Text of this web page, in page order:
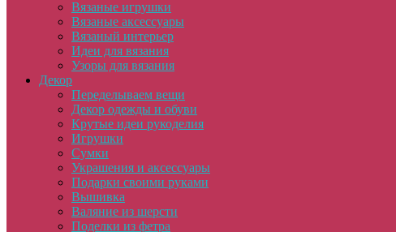
Вязаные игрушки
Вязаные аксессуары
Вязаный интерьер
Идеи для вязания
Узоры для вязания
Декор
Переделываем вещи
Декор одежды и обуви
Крутые идеи рукоделия
Игрушки
Сумки
Украшения и аксессуары
Подарки своими руками
Вышивка
Валяние из шерсти
Поделки из фетра